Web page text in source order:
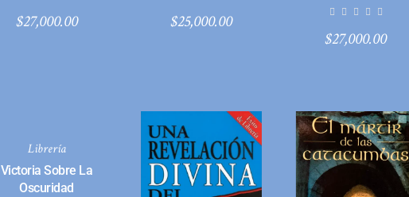
$27,000.00 $25,000.00
$27,000.00
Librería
Victoria Sobre La
Oscuridad